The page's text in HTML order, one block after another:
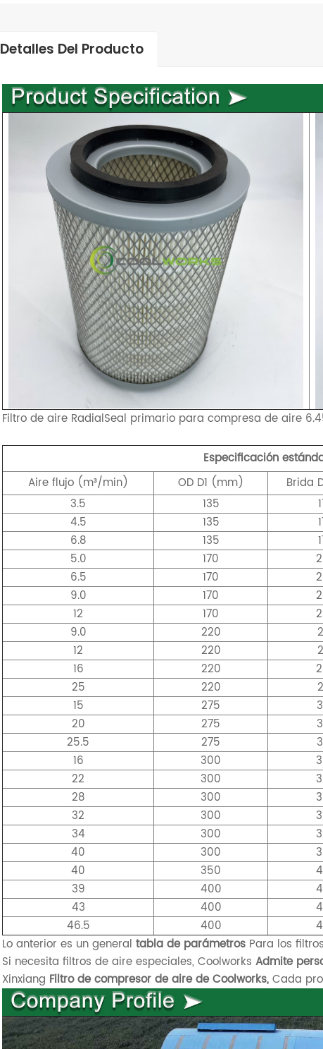
Detalles Del Producto
Filtro de aire RadialSeal primario para compresa de aire
Especificación
Aire flujo (m³/min) OD D1 (mm) Brida
3.5
135
4.5
135
6.8
135
5.0
170
6.5
170
9.0
170
12
170
9.0
220
12
220
16
220
25
220
15
275
20
275
25.5
275
16
300
22
300
28
300
32
300
34
300
40
300
40
350
39
400
43
400
46.5
400
Lo anterior es un generaltabla de parámetros Para los
Si necesita filtros de aire especiales, CoolworksAdmite
Xinxiang Filtro de compresor de aire de Coolworks, Cada